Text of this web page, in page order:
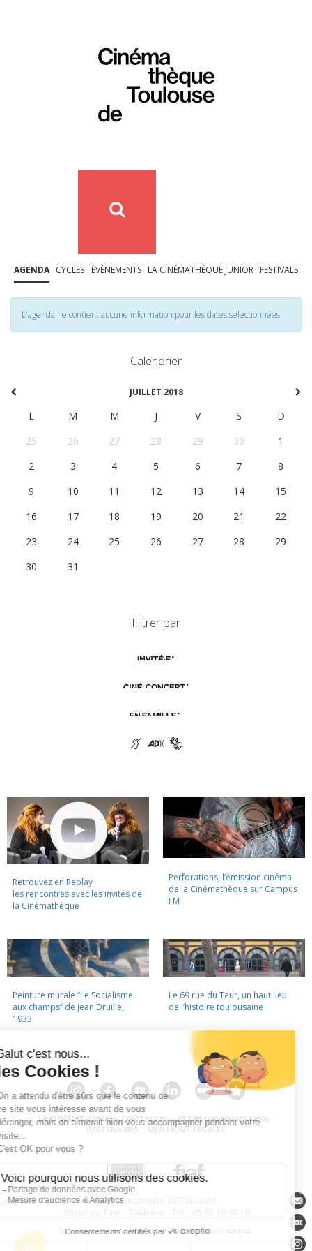
AGENDA CYCLES ÉVÉNEMENTS LA CINÉMATHÈQUE JUNIOR FESTIVALS
L'agenda ne contient aucune information pour les dates selectionnées
Calendrier
JUILLET 2018
L M M J V S
D
25
26 27 28 29 30
1
2
3 4 5 6 7
8
9
10 11 12 13 14
15
16
17 18 19 20 21
22
23
24 25 26 27 28
29
30
31
Filtrer par
Retrouvez en Replay
les rencontres avec les invités de
la Cinémathèque
Perforations, l’émission cinéma
de la Cinémathèque sur Campus
FM
Peinture murale “Le Socialisme
aux champs” de Jean Druille,
1933
Le 69 rue du Taur, un haut lieu
de l’histoire toulousaine
LA CINÉMATHÈQUE · CONTACTS · LETTRE D'INFORMATION
PARTENAIRES · MENTIONS LÉGALES
La Cinémathèque de Toulouse
69 rue du Taur - Toulouse - Tél. : 05 62 30 30 10
La Cinémathèque de Toulouse © 2015. Tous droits réservés.